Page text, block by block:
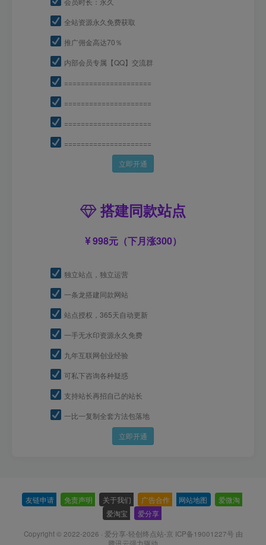
全站资源永久免费获取
推广佣金高达70％
内部会员专属【QQ】交流群
=====================
=====================
=====================
=====================
立即开通
搭建同款站点
998元（下月涨300）
独立站点，独立运营
一条龙搭建同款网站
站点授权，365天自动更新
一手无水印资源永久免费
九年互联网创业经验
可私下咨询各种疑惑
支持站长再招自己的站长
一比一复制全套方法包落地
立即开通
友链申请 免责声明 关于我们 广告合作 网站地图 爱微淘
爱淘宝
爱分享
Copyright © 2022-2026 · 爱分享-轻创终点站-京 ICP备19001227号 由